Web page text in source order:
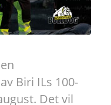
Biri ILs 100-
Det vil